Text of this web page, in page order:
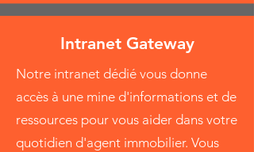
Intranet Gateway
Notre intranet dédié vous donne
accès à une mine d'informations et de
ressources pour vous aider dans votre
quotidien d'agent immobilier. Vous